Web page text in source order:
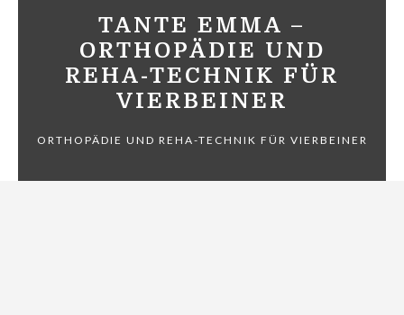
TANTE EMMA –
ORTHOPÄDIE UND
REHA-TECHNIK FÜR
VIERBEINER
ORTHOPÄDIE UND REHA-TECHNIK FÜR VIERBEINER